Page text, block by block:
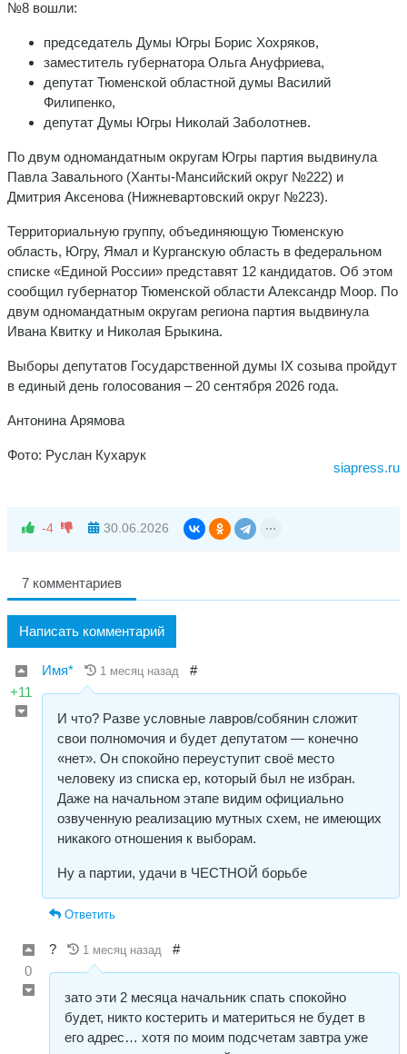
№8 вошли:
председатель Думы Югры Борис Хохряков,
заместитель губернатора Ольга Ануфриева,
депутат Тюменской областной думы Василий
Филипенко,
депутат Думы Югры Николай Заболотнев.
По двум одномандатным округам Югры партия выдвинула
Павла Завального (Ханты-Мансийский округ №222) и
Дмитрия Аксенова (Нижневартовский округ №223).
Территориальную группу, объединяющую Тюменскую
область, Югру, Ямал и Курганскую область в федеральном
списке «Единой России» представят 12 кандидатов. Об этом
сообщил губернатор Тюменской области Александр Моор. По
двум одномандатным округам региона партия выдвинула
Ивана Квитку и Николая Брыкина.
Выборы депутатов Государственной думы IX созыва пройдут
в единый день голосования ‒ 20 сентября 2026 года.
Антонина Арямова
Фото: Руслан Кухарук
siapress.ru
-4 30.06.2026
7 комментариев
Написать комментарий
+11
Имя* 1 месяц назад #
И что? Разве условные лавров/собянин сложит
свои полномочия и будет депутатом — конечно
«нет». Он спокойно переуступит своё место
человеку из списка ер, который был не избран.
Даже на начальном этапе видим официально
озвученную реализацию мутных схем, не имеющих
никакого отношения к выборам.
Ну а партии, удачи в ЧЕСТНОЙ борьбе
Ответить
0
? 1 месяц назад #
зато эти 2 месяца начальник спать спокойно
будет, никто костерить и материться не будет в
его адрес… хотя по моим подсчетам завтра уже